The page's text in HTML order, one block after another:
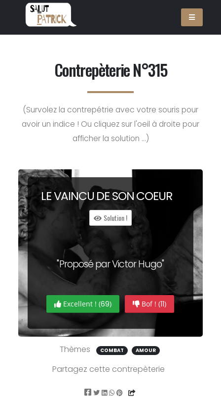
Contrepèterie N°315
(Survolez la contrepétrie avec votre souris pour
avoir un indice ! Ou cliquez sur l'oeil à droite pour
afficher la solution ...)
LE VAINCUDE SONCOEUR
Solution !
"Proposé par Victor Hugo"
Excellent ! (69) Bof ! (11)
Thèmes COMBAT AMOUR
Partagez cette contrepèterie